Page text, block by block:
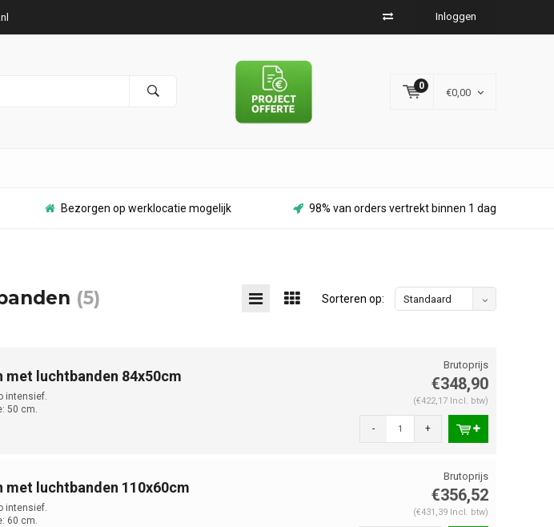
Inloggen
0
€0,00
Bezorgen op werklocatie mogelijk 98% van orders vertrekt binnen 1 dag
(5) Sorteren op: Standaard
met luchtbanden 84x50cm
intensief.
50 cm.
€348,90
(€422,17 Incl. btw)
- +
met luchtbanden 110x60cm
intensief.
60 cm.
€356,52
(€431,39 Incl. btw)